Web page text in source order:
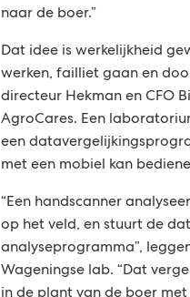
naar de boer.”
Dat idee is werkelijkheid
werken, failliet gaan en
directeur Hekman en CFO
AgroCares. Een
een
met een mobiel kan
“Een handscanner
op het veld, en stuurt de
analyseprogramma”,
Wageningse lab. “Dat
in de plant van de boer